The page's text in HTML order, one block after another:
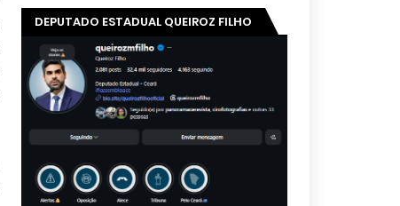
DEPUTADO ESTADUAL QUEIROZ FILHO